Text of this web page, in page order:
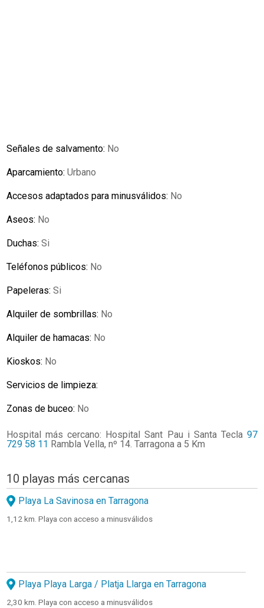
Señales de salvamento: No
Aparcamiento:Urbano
Accesos adaptados para minusválidos: No
Aseos: No
Duchas:Si
Teléfonos públicos: No
Papeleras:Si
Alquiler de sombrillas: No
Alquiler de hamacas: No
Kioskos: No
Servicios de limpieza:
Zonas de buceo: No
Hospital más cercano: Hospital Sant Pau i Santa Tecla 97
729 58 11 Rambla Vella, nº 14. Tarragona a 5 Km
10 playas más cercanas
Playa La Savinosa en Tarragona
1,12 km. Playa con acceso a minusválidos
Playa Playa Larga / Platja Llarga en Tarragona
2,30 km. Playa con acceso a minusválidos